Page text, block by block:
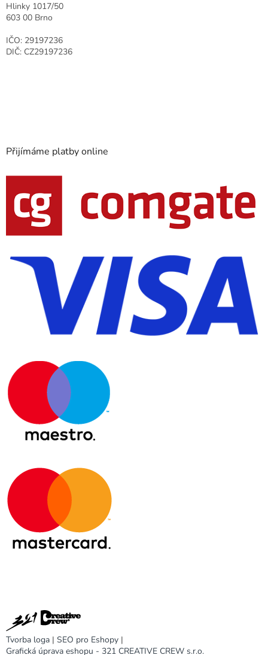
Hlinky 1017/50
603 00 Brno
IČO: 29197236
DIČ: CZ29197236
Přijímáme platby online
Tvorba loga | SEO pro Eshopy |
Grafická úprava eshopu - 321 CREATIVE CREW s.r.o.